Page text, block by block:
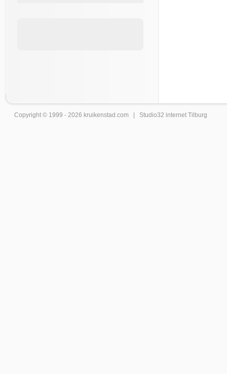
Copyright © 1999 - 2026 kruikenstad .com | Studio32 internet Tilburg